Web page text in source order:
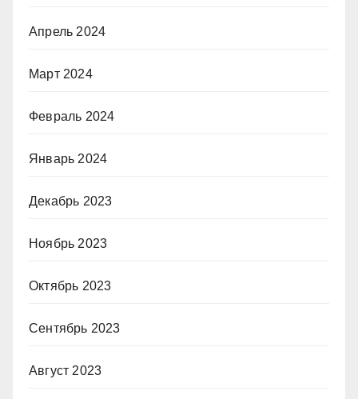
Апрель 2024
Март 2024
Февраль 2024
Январь 2024
Декабрь 2023
Ноябрь 2023
Октябрь 2023
Сентябрь 2023
Август 2023